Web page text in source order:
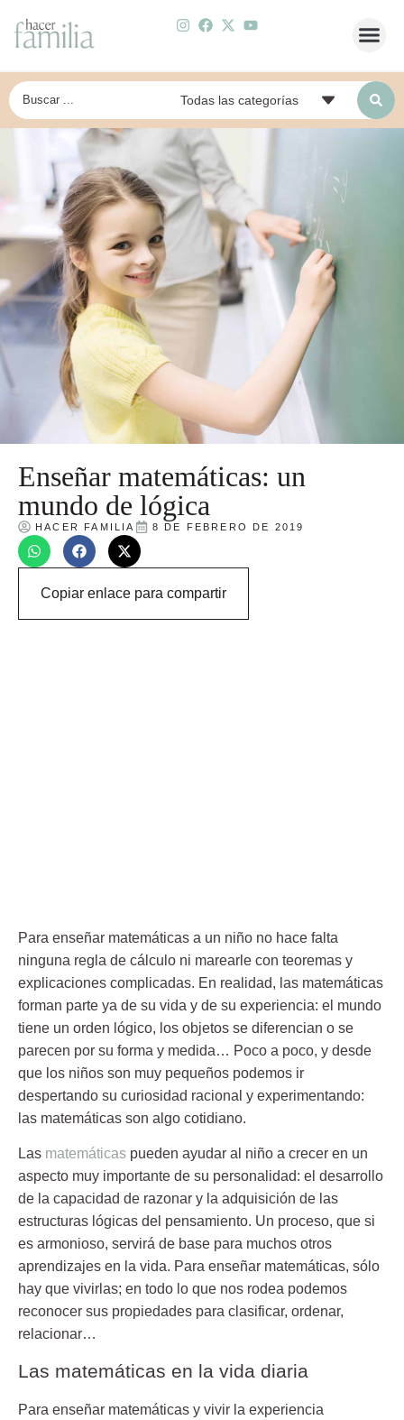
Enseñar matemáticas: un
mundo de lógica
HACER FAMILIA 8 DE FEBRERO DE 2019
Copiar enlace para compartir
Para enseñar matemáticas a un niño no hace falta
ninguna regla de cálculo ni marearle con teoremas y
explicaciones complicadas. En realidad, las matemáticas
forman parte ya de su vida y de su experiencia: el mundo
tiene un orden lógico, los objetos se diferencian o se
parecen por su forma y medida… Poco a poco, y desde
que los niños son muy pequeños podemos ir
despertando su curiosidad racional y experimentando:
las matemáticas son algo cotidiano.
Las matemáticas pueden ayudar al niño a crecer en un
aspecto muy importante de su personalidad: el desarrollo
de la capacidad de razonar y la adquisición de las
estructuras lógicas del pensamiento. Un proceso, que si
es armonioso, servirá de base para muchos otros
aprendizajes en la vida. Para enseñar matemáticas, sólo
hay que vivirlas; en todo lo que nos rodea podemos
reconocer sus propiedades para clasificar, ordenar,
relacionar…
Las matemáticas en la vida diaria
Para enseñar matemáticas y vivir la experiencia